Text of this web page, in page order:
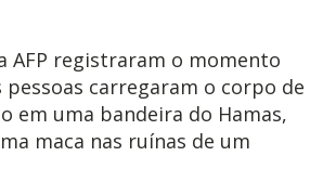
AFP registraram o momento
pessoas carregaram o corpo de
em uma bandeira do Hamas,
maca nas ruínas de um